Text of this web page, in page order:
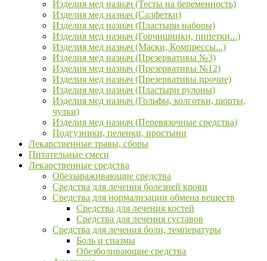
Изделия мед назнач (Тесты на беременность)
Изделия мед назнач (Салфетки)
Изделия мед назнач (Пластыри наборы)
Изделия мед назнач (Горчишники, пипетки...)
Изделия мед назнач (Маски, Компрессы...)
Изделия мед назнач (Презервативы №3)
Изделия мед назнач (Презервативы №12)
Изделия мед назнач (Презервативы прочие)
Изделия мед назнач (Пластыри рулоны)
Изделия мед назнач (Гольфы, колготки, шорты,
чулки)
Изделия мед назнач (Перевязочные средства)
Подгузники, пеленки, простыни
Лекарственные травы, сборы
Питательные смеси
Лекарственные средства
Обеззараживающие средства
Средства для лечения болезней крови
Средства для нормализации обмена веществ
Средства для лечения костей
Средства для лечения суставов
Средства для лечения боли, температуры
Боль и спазмы
Обезболивающие средства